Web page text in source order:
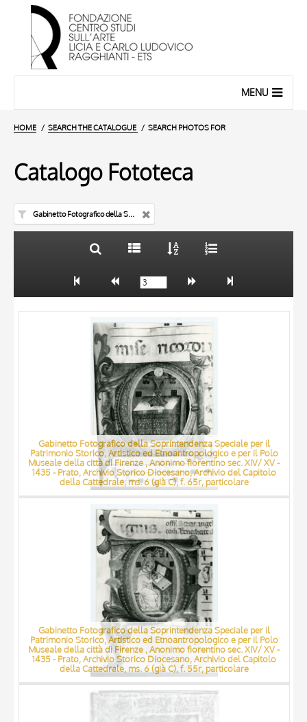
MENU
HOME SEARCH THE CATALOGUE SEARCH PHOTOS FOR
Catalogo Fototeca
Gabinetto Fotografico della Soprintendenza Speciale per il Patrimonio Storico, Artistico ed Etnoantropologico e per il Polo Museale della città di Firenze
AUTHOR
MATERIAL AND TECHNIQUE
Gabinetto Fotografico della Soprintendenza Speciale per il
Patrimonio Storico, Artistico ed Etnoantropologico e per il Polo
Museale della città di Firenze , Anonimo fiorentino sec. XIV/ XV -
1435 - Prato, Archivio Storico Diocesano, Archivio del Capitolo
della Cattedrale, ms. 6 (già C), f. 65r, particolare
Gabinetto Fotografico della Soprintendenza Speciale per il
Patrimonio Storico, Artistico ed Etnoantropologico e per il Polo
Museale della città di Firenze , Anonimo fiorentino sec. XIV/ XV -
1435 - Prato, Archivio Storico Diocesano, Archivio del Capitolo
della Cattedrale, ms. 6 (già C), f. 55r, particolare